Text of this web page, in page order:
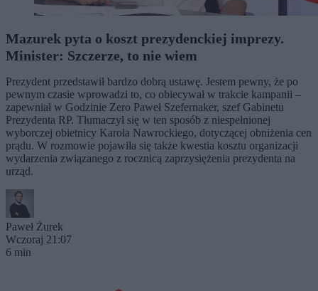
Mazurek pyta o koszt prezydenckiej imprezy.
Minister: Szczerze, to nie wiem
Prezydent przedstawił bardzo dobrą ustawę. Jestem pewny, że po
pewnym czasie wprowadzi to, co obiecywał w trakcie kampanii –
zapewniał w Godzinie Zero Paweł Szefernaker, szef Gabinetu
Prezydenta RP. Tłumaczył się w ten sposób z niespełnionej
wyborczej obietnicy Karola Nawrockiego, dotyczącej obniżenia cen
prądu. W rozmowie pojawiła się także kwestia kosztu organizacji
wydarzenia związanego z rocznicą zaprzysiężenia prezydenta na
urząd.
Paweł Żurek
Wczoraj 21:07
6 min